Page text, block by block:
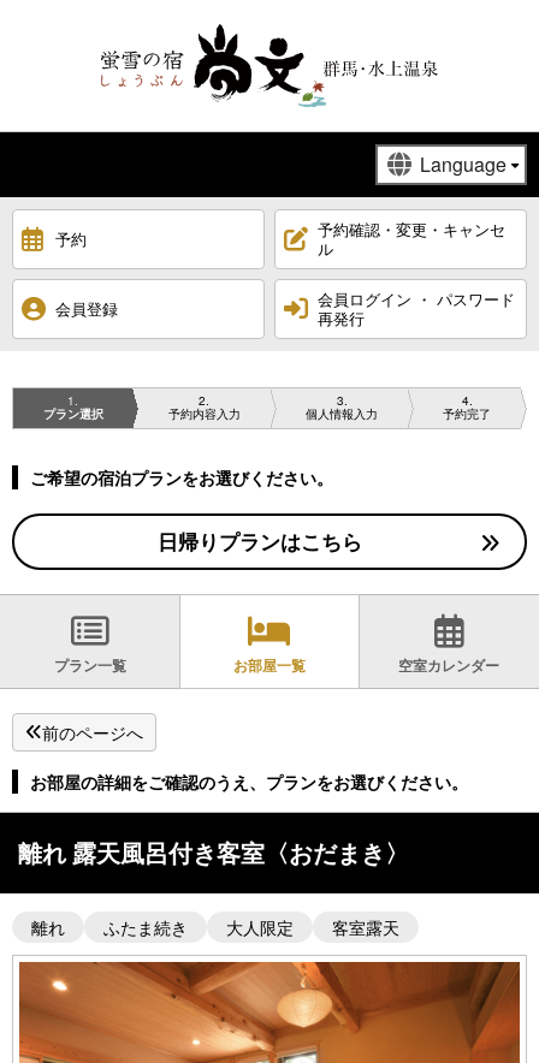
予約
予約確認・変更・キャンセ
ル
会員登録
会員ログイン ・ パスワード
再発行
1
プラン選択
2
予約内容入力
3
個人情報入力
4
予約完了
ご希望の宿泊プランをお選びください。
日帰りプランはこちら
プラン一覧 お部屋一覧 空室カレンダー
前のページへ
お部屋の詳細をご確認のうえ、プランをお選びください。
離れ 露天風呂付き客室〈おだまき〉
離れ ふたま続き 大人限定 客室露天